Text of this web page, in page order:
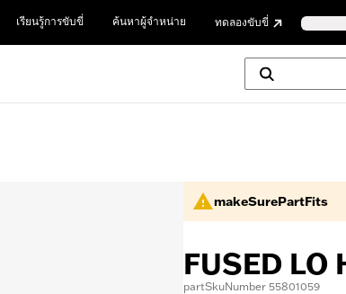
เรียนรู้การขับขี่ ค้นหาผู้จำหน่าย ทดลองขับขี่
makeSurePartFits
FUSED LO
partSkuNumber 55801059